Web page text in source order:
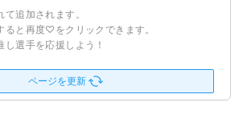
て追加されます。
ると再度♡をクリックできます。
し選手を応援しよう！
ページを更新